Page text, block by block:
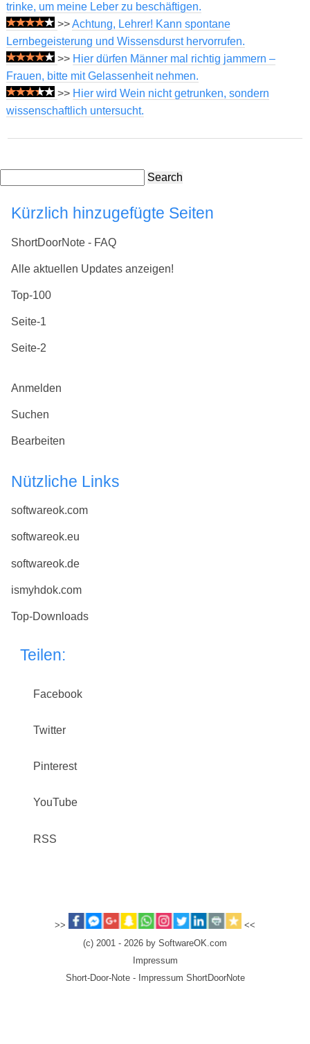
trinke, um meine Leber zu beschäftigen.
>>Achtung, Lehrer! Kann spontane
Lernbegeisterung und Wissensdurst hervorrufen.
>> Hier dürfen Männer mal richtig jammern –
Frauen, bitte mit Gelassenheit nehmen.
>> Hier wird Wein nicht getrunken, sondern
wissenschaftlich untersucht.
Search
Kürzlich hinzugefügte Seiten
ShortDoorNote - FAQ
Alle aktuellen Updates anzeigen!
Top-100
Seite-1
Seite-2
Anmelden
Suchen
Bearbeiten
Nützliche Links
softwareok.com
softwareok.eu
softwareok.de
ismyhdok.com
Top-Downloads
Teilen:
Facebook
Twitter
Pinterest
YouTube
RSS
>>
<<
(c) 2001 - 2026 by SoftwareOK.com
Impressum
Short-Door-Note - Impressum ShortDoorNote